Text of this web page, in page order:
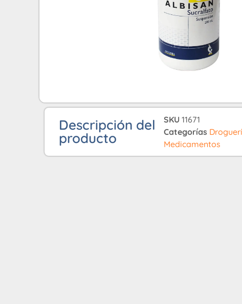
Descripción del
producto
SKU11671
Categorías
Medicamentos